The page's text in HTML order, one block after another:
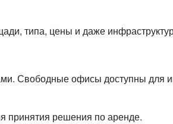
типа, цены и даже
Свободные офисы доступны для
принятия решения по аренде.